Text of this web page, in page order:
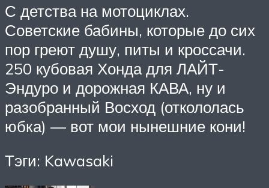
С детства на мотоциклах.
Советские бабины, которые до сих
пор греют душу, питы и кроссачи.
250 кубовая Хонда для ЛАЙТ-
Эндуро и дорожная КАВА, ну и
разобранный Восход (откололась
юбка) — вот мои нынешние кони!
Тэги: Kawasaki